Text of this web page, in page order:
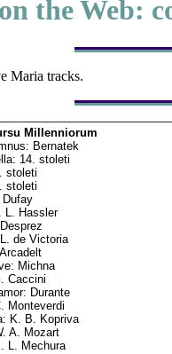
the Web:
Maria tracks.
Millenniorum
Bernatek
14. stoleti
stoleti
stoleti
L. Hassler
de Victoria
Michna
Caccini
Durante
Monteverdi
K. B. Kopriva
A. Mozart
L. Mechura